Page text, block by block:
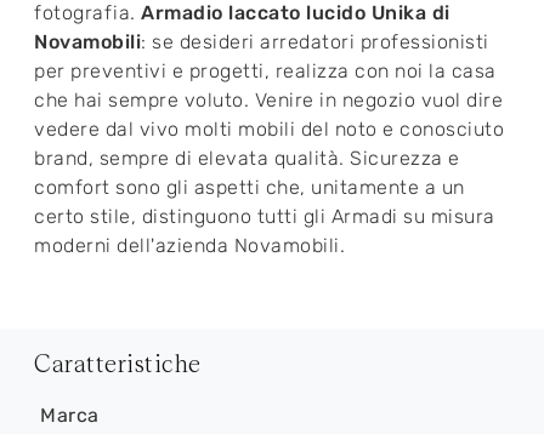
fotografia. Armadio laccato lucido Unika di
Novamobili: se desideri arredatori professionisti
per preventivi e progetti, realizza con noi la casa
che hai sempre voluto. Venire in negozio vuol dire
vedere dal vivo molti mobili del noto e conosciuto
brand, sempre di elevata qualità. Sicurezza e
comfort sono gli aspetti che, unitamente a un
certo stile, distinguono tutti gli Armadi su misura
moderni dell'azienda Novamobili.
Caratteristiche
Marca